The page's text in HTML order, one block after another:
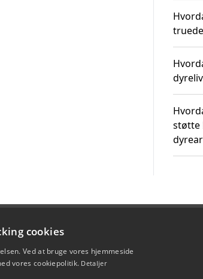
støtte
cookies
Ved at bruge vores hjemmeside
vores cookiepolitik. Detaljer